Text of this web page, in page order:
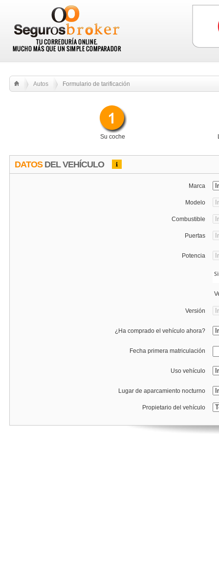
Autos Formulario de tarificación
Su coche
DATOSDEL VEHÍCULO
Marca
Modelo
Combustible
Puertas
Potencia
Versión
¿Ha comprado el vehículo ahora?
Fecha primera matriculación
Uso vehículo
Lugar de aparcamiento nocturno
Propietario del vehículo